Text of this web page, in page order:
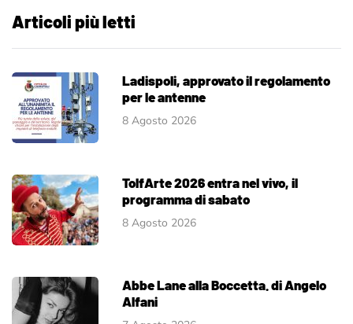
Articoli più letti
Ladispoli, approvato il regolamento
per le antenne
8 Agosto 2026
TolfArte 2026 entra nel vivo, il
programma di sabato
8 Agosto 2026
Abbe Lane alla Boccetta. di Angelo
Alfani